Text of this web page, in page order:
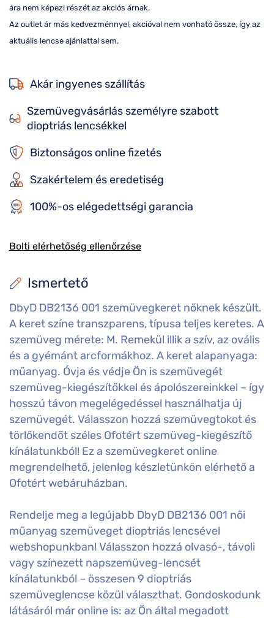
Ismertető
DbyD DB2136 001 szemüvegkeret nőknek készült.
A keret színe transzparens, típusa teljes keretes. A
szemüveg mérete: M. Remekül illik a szív, az ovális
és a gyémánt arcformákhoz. A keret alapanyaga:
műanyag. Óvja és védje Ön is szemüvegét
szemüveg-kiegészítőkkel és ápolószereinkkel – így
hosszú távon megelégedéssel használhatja új
szemüvegét. Válasszon hozzá szemüvegtokot és
törlőkendőt széles Ofotért szemüveg-kiegészítő
kínálatunkból! Ez a szemüvegkeret online
megrendelhető, jelenleg készletünkön elérhető a
Ofotért webáruházban.
Rendelje meg a legújabb DbyD DB2136 001 női
műanyag szemüveget dioptriás lencsével
webshopunkban! Válasszon hozzá olvasó-, távoli
vagy színezett napszemüveg-lencsét
kínálatunkból – összesen 9 dioptriás
szemüveglencse közül választhat. Gondoskodunk
látásáról már online is: az Ön által megadott
ára nem képezi részét az akciós árnak.
Az outlet ár más kedvezménnyel, akcióval nem vonható össze, így az
aktuális lencse ajánlattal sem.
Akár ingyenes szállítás
Szemüvegvásárlás személyre szabott
dioptriás lencsékkel
Biztonságos online fizetés
Szakértelem és eredetiség
100%-os elégedettségi garancia
Bolti elérhetőség ellenőrzése